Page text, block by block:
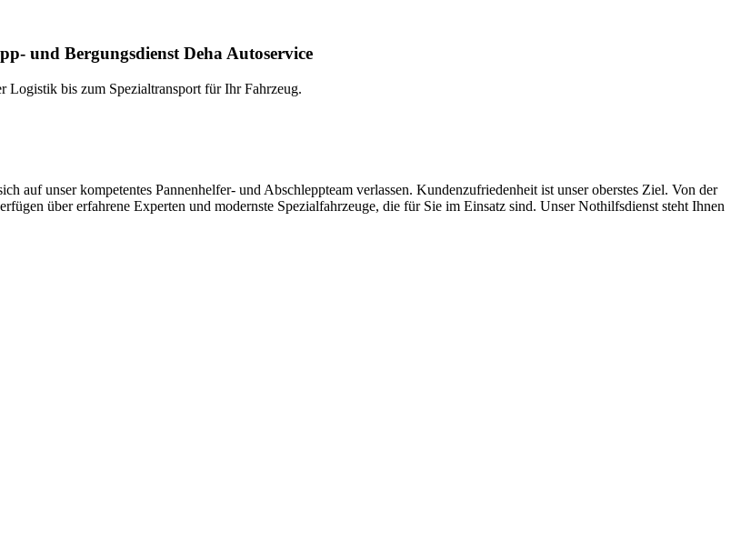
und Bergungsdienst Deha Autoservice
Logistik bis zum Spezialtransport für Ihr Fahrzeug.
auf unser kompetentes Pannenhelfer- und Abschleppteam verlassen. Kundenzufriedenheit ist unser oberstes Ziel. Von der
über erfahrene Experten und modernste Spezialfahrzeuge, die für Sie im Einsatz sind. Unser Nothilfsdienst steht Ihnen